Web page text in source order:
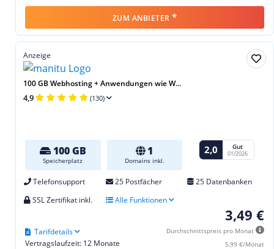
ZUM ANBIETER *
Anzeige
100 GB Webhosting + Anwendungen wie W...
4,9 (130)
100 GB
Speicherplatz
1
Domains inkl.
2,0 Gut
01/2026
Telefonsupport 25 Postfächer
25 Datenbanken
SSL Zertifikat inkl.
Alle Funktionen
3,49 €
Durchschnittspreis pro Monat
5,99 €/Monat
Vertragslaufzeit: 12 Monate
Tarifdetails